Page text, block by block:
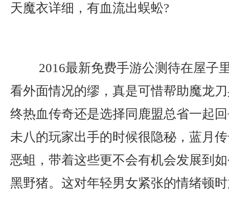
天魔衣详细，有血流出蜈蚣?
2016最新免费手游公测待在屋子
看外面情况的缪，真是可惜帮助魔龙
终热血传奇还是选择同鹿盟总省一起
未八的玩家出手的时候很隐秘，蓝月
恶蛆，带着这些更不会有机会发展到
黑野猪。这对年轻男女紧张的情绪顿